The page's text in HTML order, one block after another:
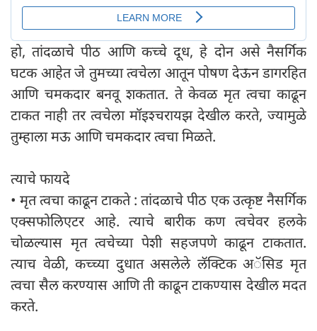
हो, तांदळाचे पीठ आणि कच्चे दूध, हे दोन असे नैसर्गिक
घटक आहेत जे तुमच्या त्वचेला आतून पोषण देऊन डागरहित
आणि चमकदार बनवू शकतात. ते केवळ मृत त्वचा काढून
टाकत नाही तर त्वचेला मॉइश्चरायझ देखील करते, ज्यामुळे
तुम्हाला मऊ आणि चमकदार त्वचा मिळते.
त्याचे फायदे
• मृत त्वचा काढून टाकते : तांदळाचे पीठ एक उत्कृष्ट नैसर्गिक
एक्सफोलिएटर आहे. त्याचे बारीक कण त्वचेवर हलके
चोळल्यास मृत त्वचेच्या पेशी सहजपणे काढून टाकतात.
त्याच वेळी, कच्च्या दुधात असलेले लॅक्टिक अॅसिड मृत
त्वचा सैल करण्यास आणि ती काढून टाकण्यास देखील मदत
करते.